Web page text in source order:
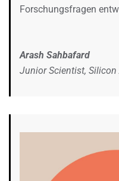
Forschungsfragen
Arash Sahbafard
Junior Scientist, Silicon